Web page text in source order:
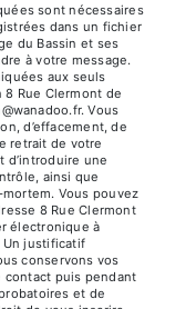
sont nécessaires
dans un fichier
du Bassin et ses
à votre message.
aux seuls
8 Rue Clermont de
Vous
d’effacement, de
retrait de votre
d’introduire une
ainsi que
Vous pouvez
8 Rue Clermont
électronique à
Un justificatif
conservons vos
contact puis pendant
et de